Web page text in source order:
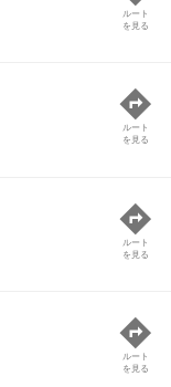
ルート
を見る
ルート
を見る
ルート
を見る
ルート
を見る